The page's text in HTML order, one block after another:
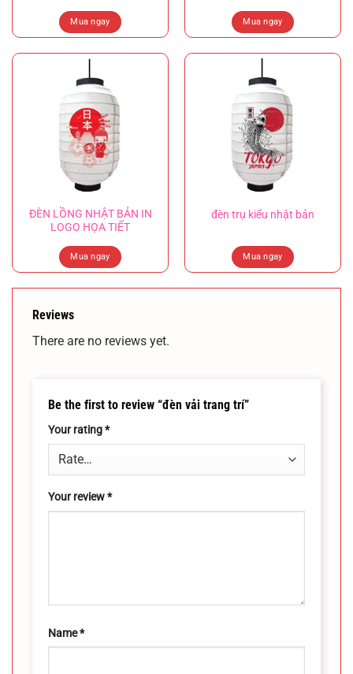
Mua ngay Mua ngay
ĐÈN LỒNG NHẬT BẢN IN
LOGO HỌA TIẾT
Mua ngay
đèn trụ kiểu nhật bản
Mua ngay
Reviews
There are no reviews yet.
Be the first to review “đèn vải trang trí”
Your rating*
Your review*
Name*